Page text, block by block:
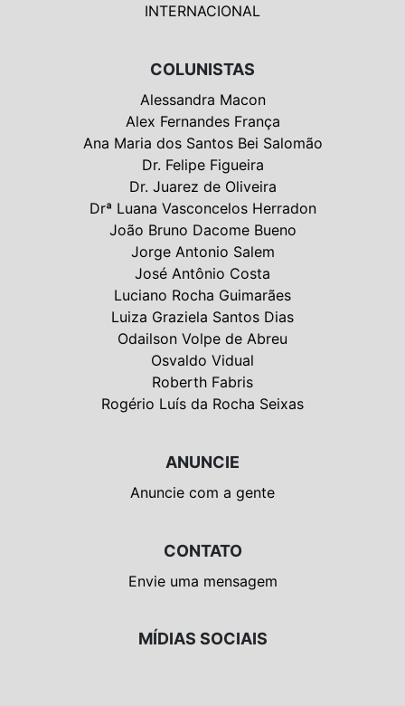
INTERNACIONAL
COLUNISTAS
Alessandra Macon
Alex Fernandes França
Ana Maria dos Santos Bei Salomão
Dr. Felipe Figueira
Dr. Juarez de Oliveira
Drª Luana Vasconcelos Herradon
João Bruno Dacome Bueno
Jorge Antonio Salem
José Antônio Costa
Luciano Rocha Guimarães
Luiza Graziela Santos Dias
Odailson Volpe de Abreu
Osvaldo Vidual
Roberth Fabris
Rogério Luís da Rocha Seixas
ANUNCIE
Anuncie com a gente
CONTATO
Envie uma mensagem
MÍDIAS SOCIAIS